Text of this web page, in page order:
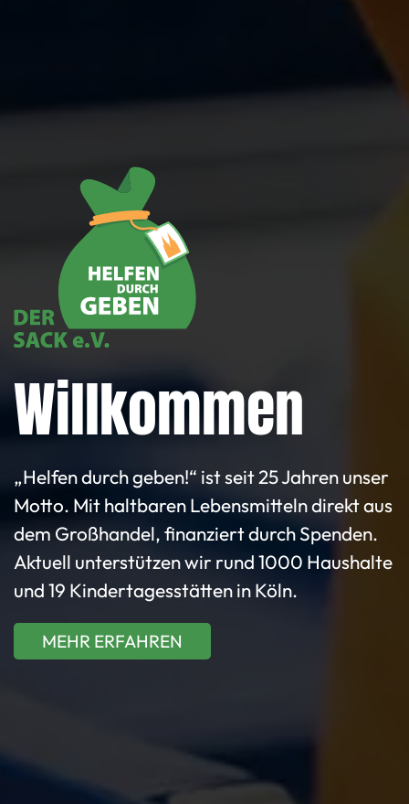
Willkommen
„Helfen durch geben!“ ist seit 25 Jahren unser
Motto. Mit haltbaren Lebensmitteln direkt aus
dem Großhandel, finanziert durch Spenden.
Aktuell unterstützen wir rund 1000 Haushalte
und 19 Kindertagesstätten in Köln.
MEHR ERFAHREN